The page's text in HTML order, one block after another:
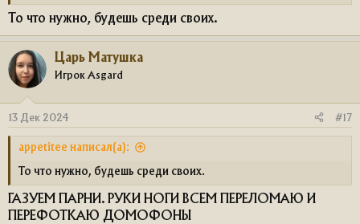
То что нужно, будешь среди своих.
Царь Матушка
Игрок Asgard
13 Дек 2024 #17
appetitee написал(а):
То что нужно, будешь среди своих.
ГАЗУЕМ ПАРНИ. РУКИ НОГИ ВСЕМ ПЕРЕЛОМАЮ И
ПЕРЕФОТКАЮ ДОМОФОНЫ